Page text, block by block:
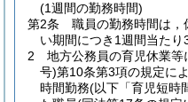
(1週間の勤務時間)
第2条
職員の勤務時間は
い期間につき1週間当たり
2
地方公務員の育児休業等
号)第10条第3項の規定に
時間勤務(以下「育児短時